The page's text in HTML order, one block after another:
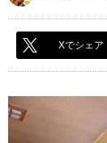
Xでシェア